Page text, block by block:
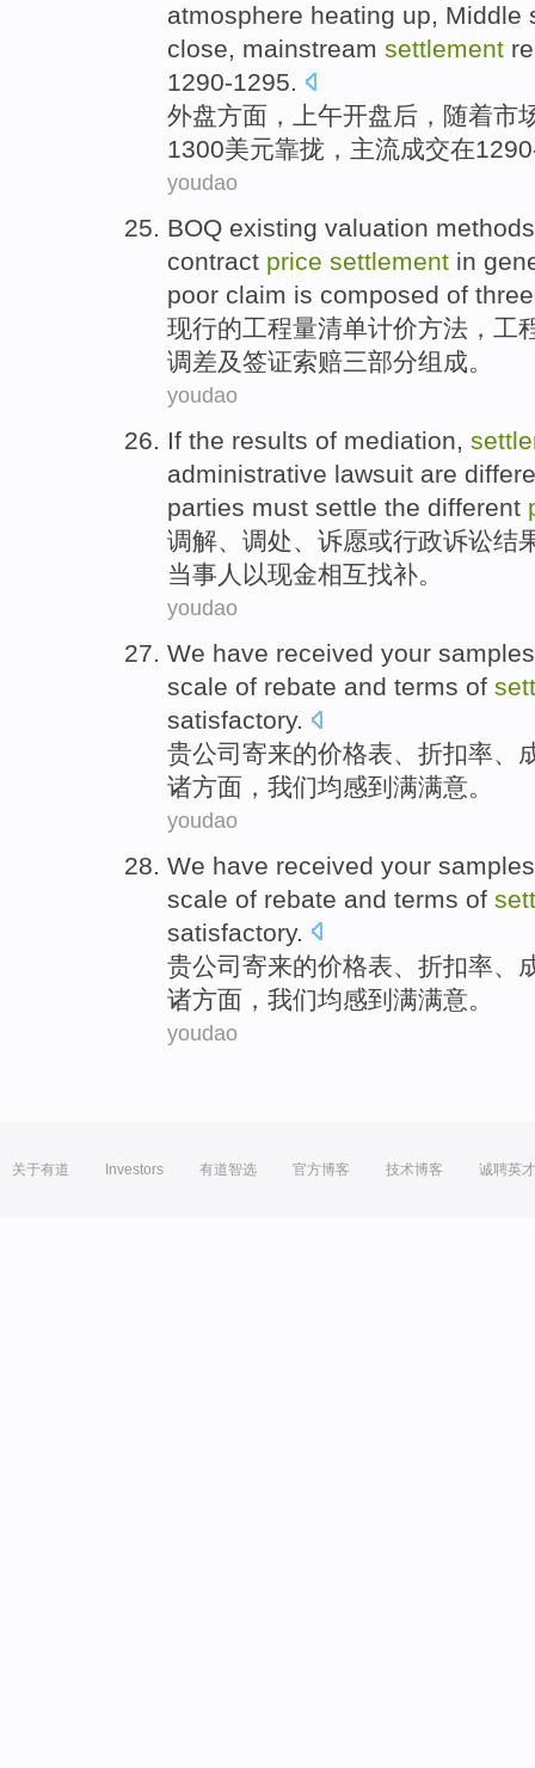
atmosphere heating up, Middle
close, mainstream settlement
1290-1295.
外盘方面， 上午开盘后 ， 随着市
1300美元靠拢 ， 主流成交在1290
youdao
BOQ existing valuation methods
contract price settlement in
poor claim is composed of three
现行的工程量清单计价方法 ， 工
调差及签证索赔三部分组成。
youdao
If the results of mediation,
administrative lawsuit are
parties must settle the different
调解、调处、 诉愿或行政诉讼结
当事人 以现金相互找补。
youdao
We have received your samples
scale of rebate and terms of
satisfactory.
贵公司寄来的价格表、 折扣率、
诸方面 ， 我们均感到满满意。
youdao
We have received your samples
scale of rebate and terms of
satisfactory.
贵公司寄来的价格表 折扣率 、
诸方面 ， 我们均感到满满意。
youdao
关于有道 Investors 有道智选 官方博客 技术博客 诚聘英才